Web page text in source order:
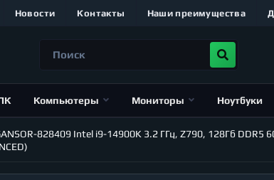
Новости Контакты Наши преимущества
Компьютеры Мониторы Ноутбуки
828409 Intel i9-14900K 3.2 ГГц, Z790, 128Гб DDR5